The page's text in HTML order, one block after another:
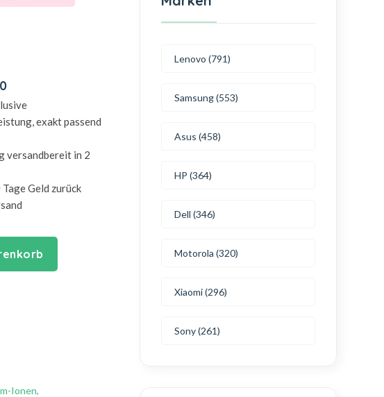
exakt passend
versandbereit in 2
Geld zurück
Ionen,
Lenovo (791)
Samsung (553)
Asus (458)
HP (364)
Dell (346)
Motorola (320)
Xiaomi (296)
Sony (261)